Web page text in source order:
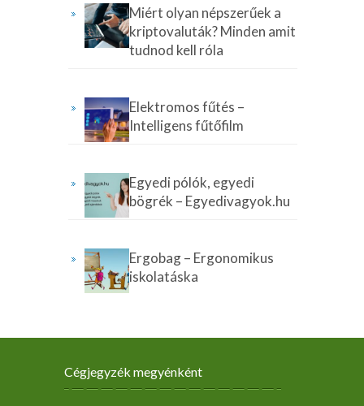
Miért olyan népszerűek a
kriptovaluták? Minden amit
tudnod kell róla
Elektromos fűtés –
Intelligens fűtőfilm
Egyedi pólók, egyedi
bögrék – Egyedivagyok.hu
Ergobag – Ergonomikus
iskolatáska
Cégjegyzék megyénként